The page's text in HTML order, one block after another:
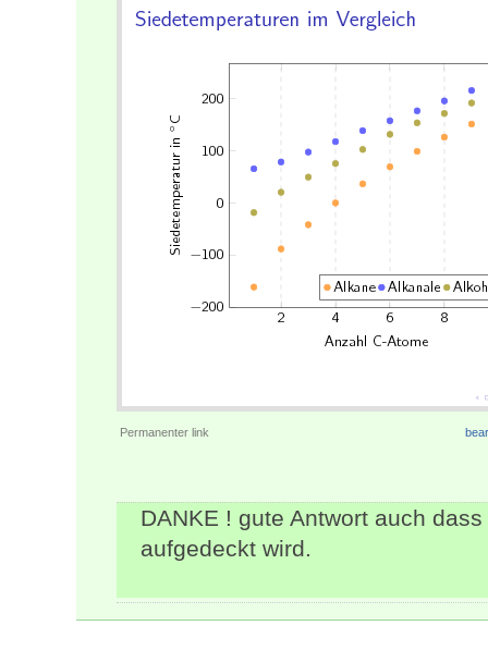
Permanenter link
DANKE ! gute Antwort auch
aufgedeckt wird.